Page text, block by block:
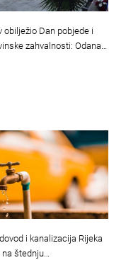
obilježio Dan pobjede i
zahvalnosti: Odana…
i kanalizacija Rijeka
na štednju…